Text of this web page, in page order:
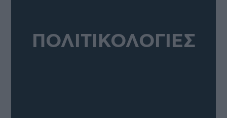
ΠΟΛΙΤΙΚΟΛΟΓΙΕΣ